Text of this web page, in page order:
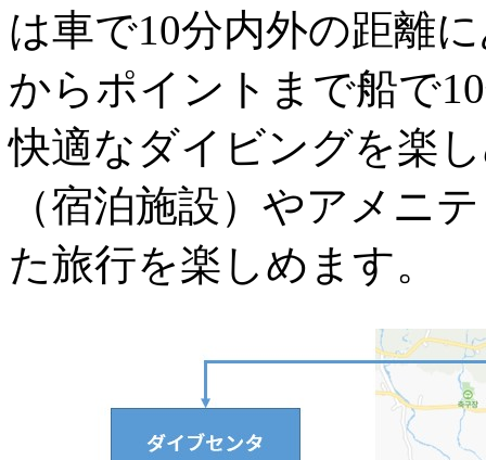
は車で10分内外の距離
からポイントまで船で
快適なダイビングを楽
（宿泊施設）やアメニ
た旅行を楽しめます。